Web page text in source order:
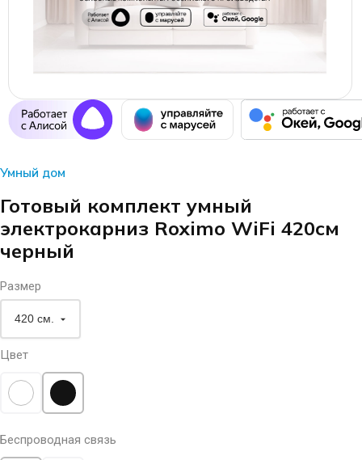
Умный дом
Готовый комплект умный
электрокарниз Roximo WiFi 420см
черный
Размер
Цвет
Беспроводная связь